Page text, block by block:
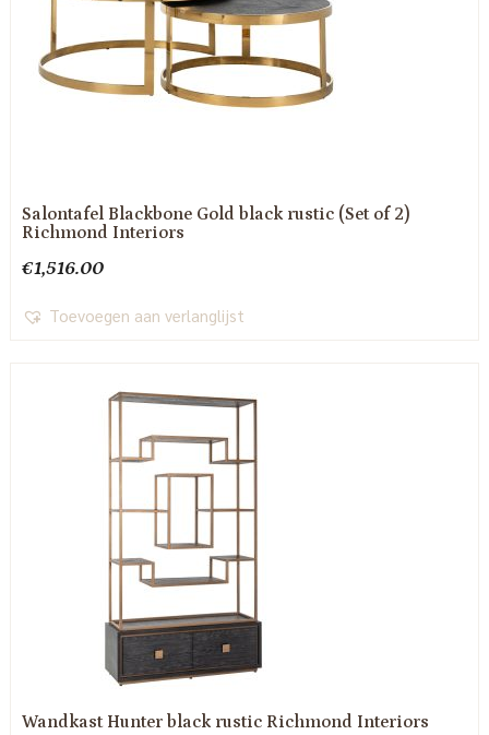
Salontafel Blackbone Gold black rustic (Set of 2)
Richmond Interiors
€1,516.00
Toevoegen aan verlanglijst
Wandkast Hunter black rustic Richmond Interiors